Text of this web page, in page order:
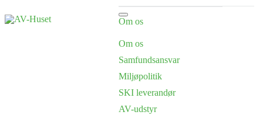
Om os
Om os
Samfundsansvar
Miljøpolitik
SKI leverandør
AV-udstyr